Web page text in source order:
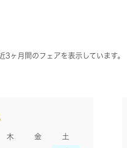
3ヶ月間のフェアを表示しています。
木 金 土